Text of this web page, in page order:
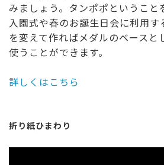
みましょう。タンポポということ
入園式や春のお誕生日会に利用す
を変えて作ればメダルのベースと
使うことができます。
詳しくはこちら
折り紙ひまわり